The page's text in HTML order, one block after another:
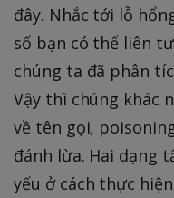
đây. Nhắc tới lỗ
số bạn có thể liên
chúng ta đã phân
Vậy thì chúng khác
về tên gọi,
đánh lừa. Hai dạng
yếu ở cách thực